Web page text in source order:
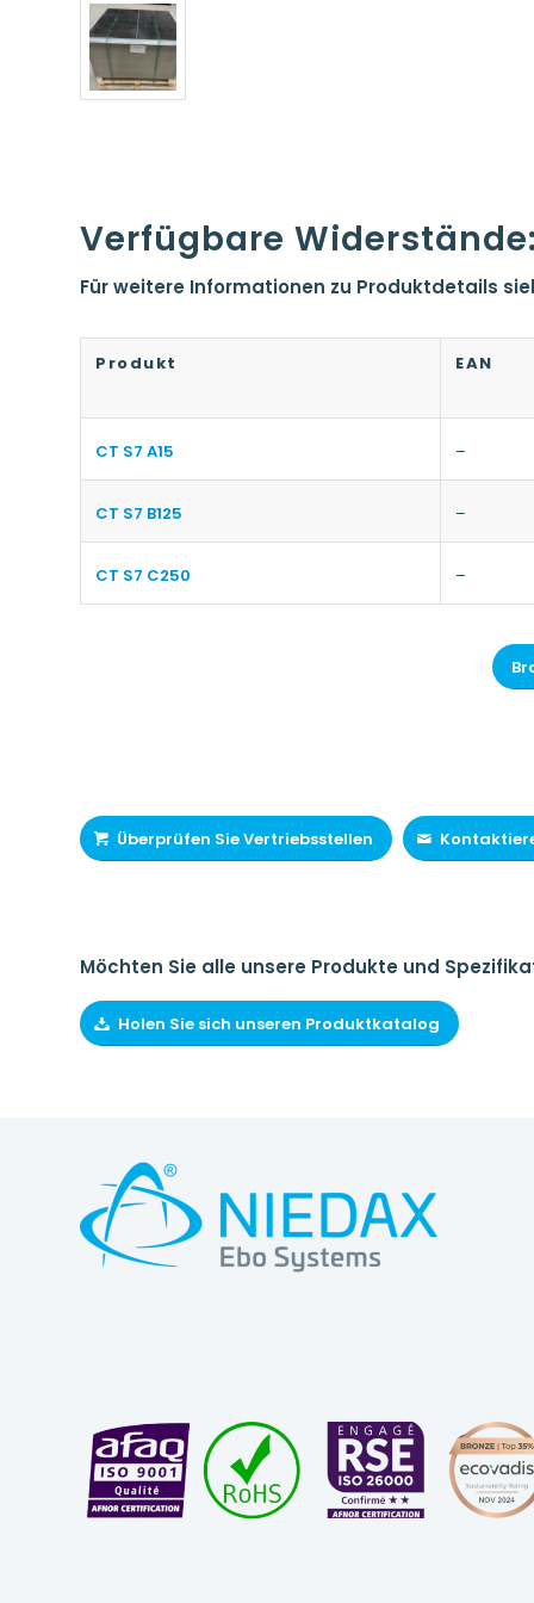
Verfügbare
Für weitere Informationen zu Produktdetails
Produkt EAN
CT S7 A15 –
CT S7 B125 –
CT S7 C250 –
Überprüfen Sie Vertriebsstellen
Möchten Sie alle unsere Produkte und
Holen Sie sich unseren Produktkatalog